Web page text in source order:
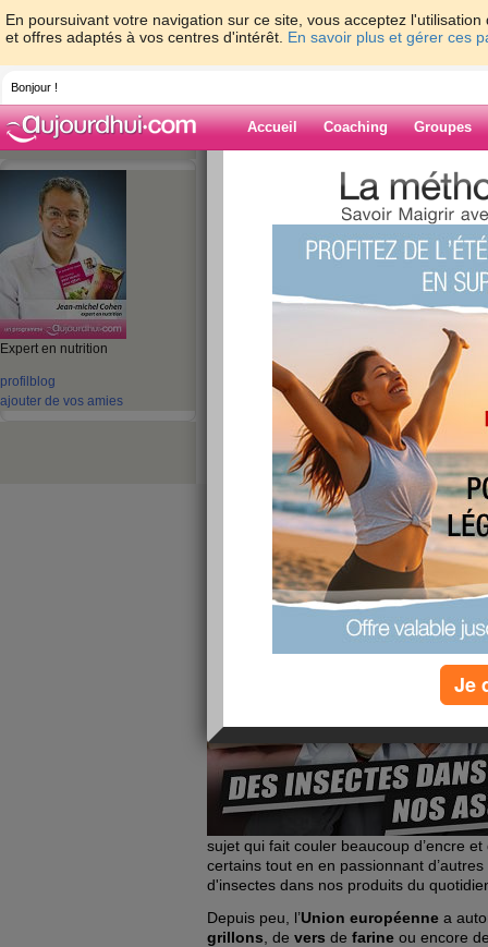
En poursuivant votre navigation sur ce site, vous acceptez
et offres adaptés à vos centres d'intérêt. En savoir plus et gérer ces
Bonjour !
Accueil Coaching Groupes
Expert en nutrition
profil blog
ajouter de vos amies
> jeanmichelcohen
Blog de
1 - 10 de 1755
11 - 20 21 - 30 31 - 40 41 - 50
51 -
121 - 130131 - 140 141 - 150 151 - 160
‹ Préc. 1 3 4 5 6
La poudre
assiettes :
publié le 28/07/2026 à 05:52
sujet qui fait couler beaucoup d’encre
certains tout en en passionnant
d'insectes dans nos produits du
Depuis peu, l’Union européenne a
grillons , de vers de farine ou encore
Je